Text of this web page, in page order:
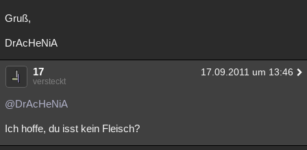
Gruß,
DrAcHeNiA
17 17.09.2011 um 13:46
versteckt
@DrAcHeNiA
Ich hoffe, du isst kein Fleisch?